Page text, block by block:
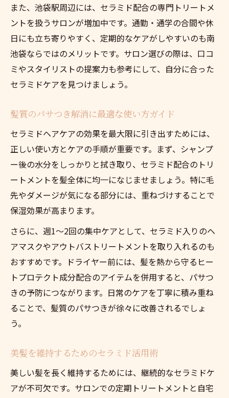
また、池袋駅周辺には、セラミド配合の専門トリートメ
ントを扱うサロンが増加中です。通勤・通学の合間や休
日にも立ち寄りやすく、定期的なケアがしやすいのも南
池袋ならではのメリットです。サロン選びの際は、口コ
ミやスタイリストの提案力も参考にして、自分に合った
セラミドケアを見つけましょう。
髪質のパサつき解消に最適な使い方ガイド
セラミドヘアケアの効果を最大限に引き出すためには、
正しい使い方とケアの手順が重要です。まず、シャンプ
ー後の水分をしっかりと拭き取り、セラミド配合のトリ
ートメントを髪全体に均一になじませましょう。特に毛
先やダメージが気になる部分には、重ねづけすることで
保湿効果が高まります。
さらに、週1〜2回の集中ケアとして、セラミド入りのヘ
アマスクやアウトバストリートメントを取り入れるのも
おすすめです。ドライヤー前には、髪を熱から守るヒー
トプロテクト成分配合のアイテムを併用すると、パサつ
きの予防につながります。日常のケアを丁寧に積み重ね
ることで、髪質のパサつきが徐々に改善されるでしょ
う。
美髪を維持するためのセラミド活用術
美しい髪を長く維持するためには、継続的なセラミドケ
アが不可欠です。サロンでの定期トリートメントと自宅